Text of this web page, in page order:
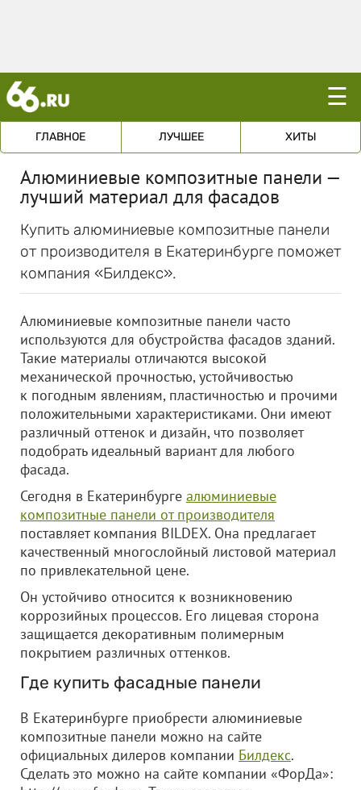
☰
ГЛАВНОЕ ЛУЧШЕЕ ХИТЫ
Алюминиевые композитные панели —
лучший материал для фасадов
Купить алюминиевые композитные панели
от производителя в Екатеринбурге поможет
компания «Билдекс».
Алюминиевые композитные панели часто
используются для обустройства фасадов зданий.
Такие материалы отличаются высокой
механической прочностью, устойчивостью
к погодным явлениям, пластичностью и прочими
положительными характеристиками. Они имеют
различный оттенок и дизайн, что позволяет
подобрать идеальный вариант для любого
фасада.
Сегодня в Екатеринбурге алюминиевые
композитные панели от производителя
поставляет компания BILDEX. Она предлагает
качественный многослойный листовой материал
по привлекательной цене.
Он устойчиво относится к возникновению
коррозийных процессов. Его лицевая сторона
защищается декоративным полимерным
покрытием различных оттенков.
Где купить фасадные панели
В Екатеринбурге приобрести алюминиевые
композитные панели можно на сайте
официальных дилеров компании Билдекс.
Сделать это можно на сайте компании «ФорДа»: